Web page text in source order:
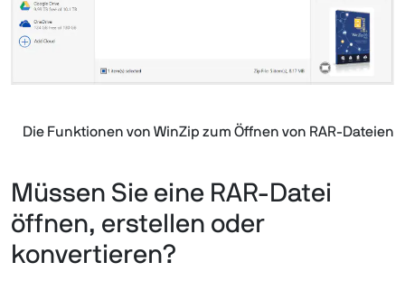
Die Funktionen von WinZip zum Öffnen von RAR-Dateien
Müssen Sie eine RAR-Datei
öffnen, erstellen oder
konvertieren?